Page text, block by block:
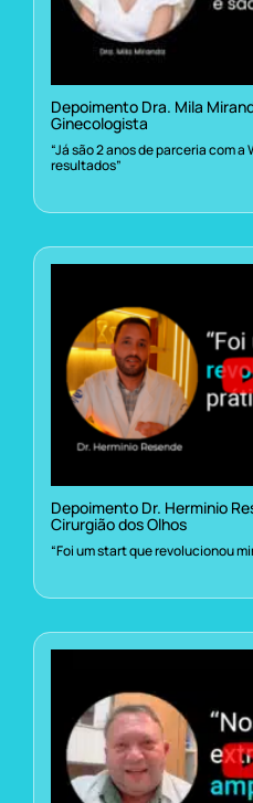
Depoimento Dra. Mila
Ginecologista
“Já são 2 anos de parceria com
resultados”
Depoimento Dr. Herminio
Cirurgião dos Olhos
“Foi um start que revolucionou